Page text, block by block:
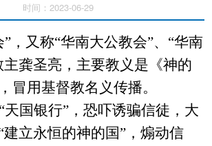
时间：2023-06-29
”，又称“华南大公教会”、“华南
主龚圣亮，主要教义是《神的
冒用基督教名义传播。
“天国银行”，恐吓诱骗信徒，大
立永恒的神的国”，煽动信